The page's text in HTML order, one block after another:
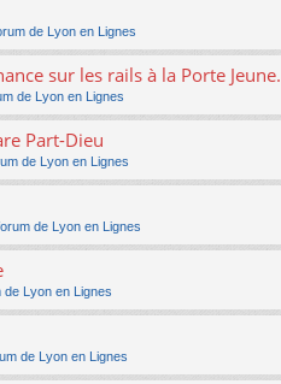
de Lyon en Lignes
sur les rails à la Porte Jeune.
de Lyon en Lignes
Part-Dieu
de Lyon en Lignes
de Lyon en Lignes
de Lyon en Lignes
de Lyon en Lignes